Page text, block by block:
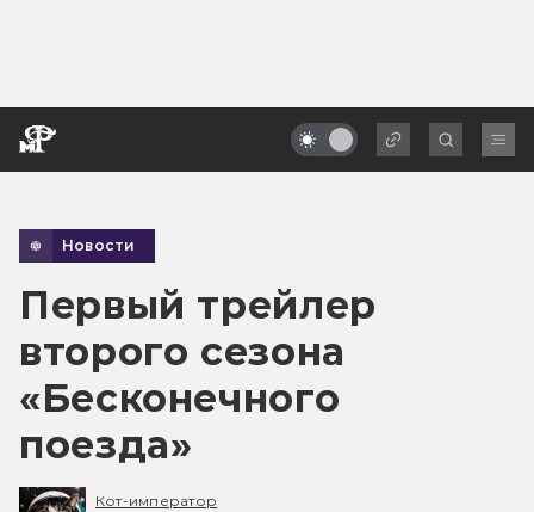
Новости
Первый трейлер
второго сезона
«Бесконечного
поезда»
Кот-император